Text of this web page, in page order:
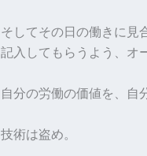
そしてその日の働きに見
記入してもらうよう、オ
自分の労働の価値を、自
技術は盗め。